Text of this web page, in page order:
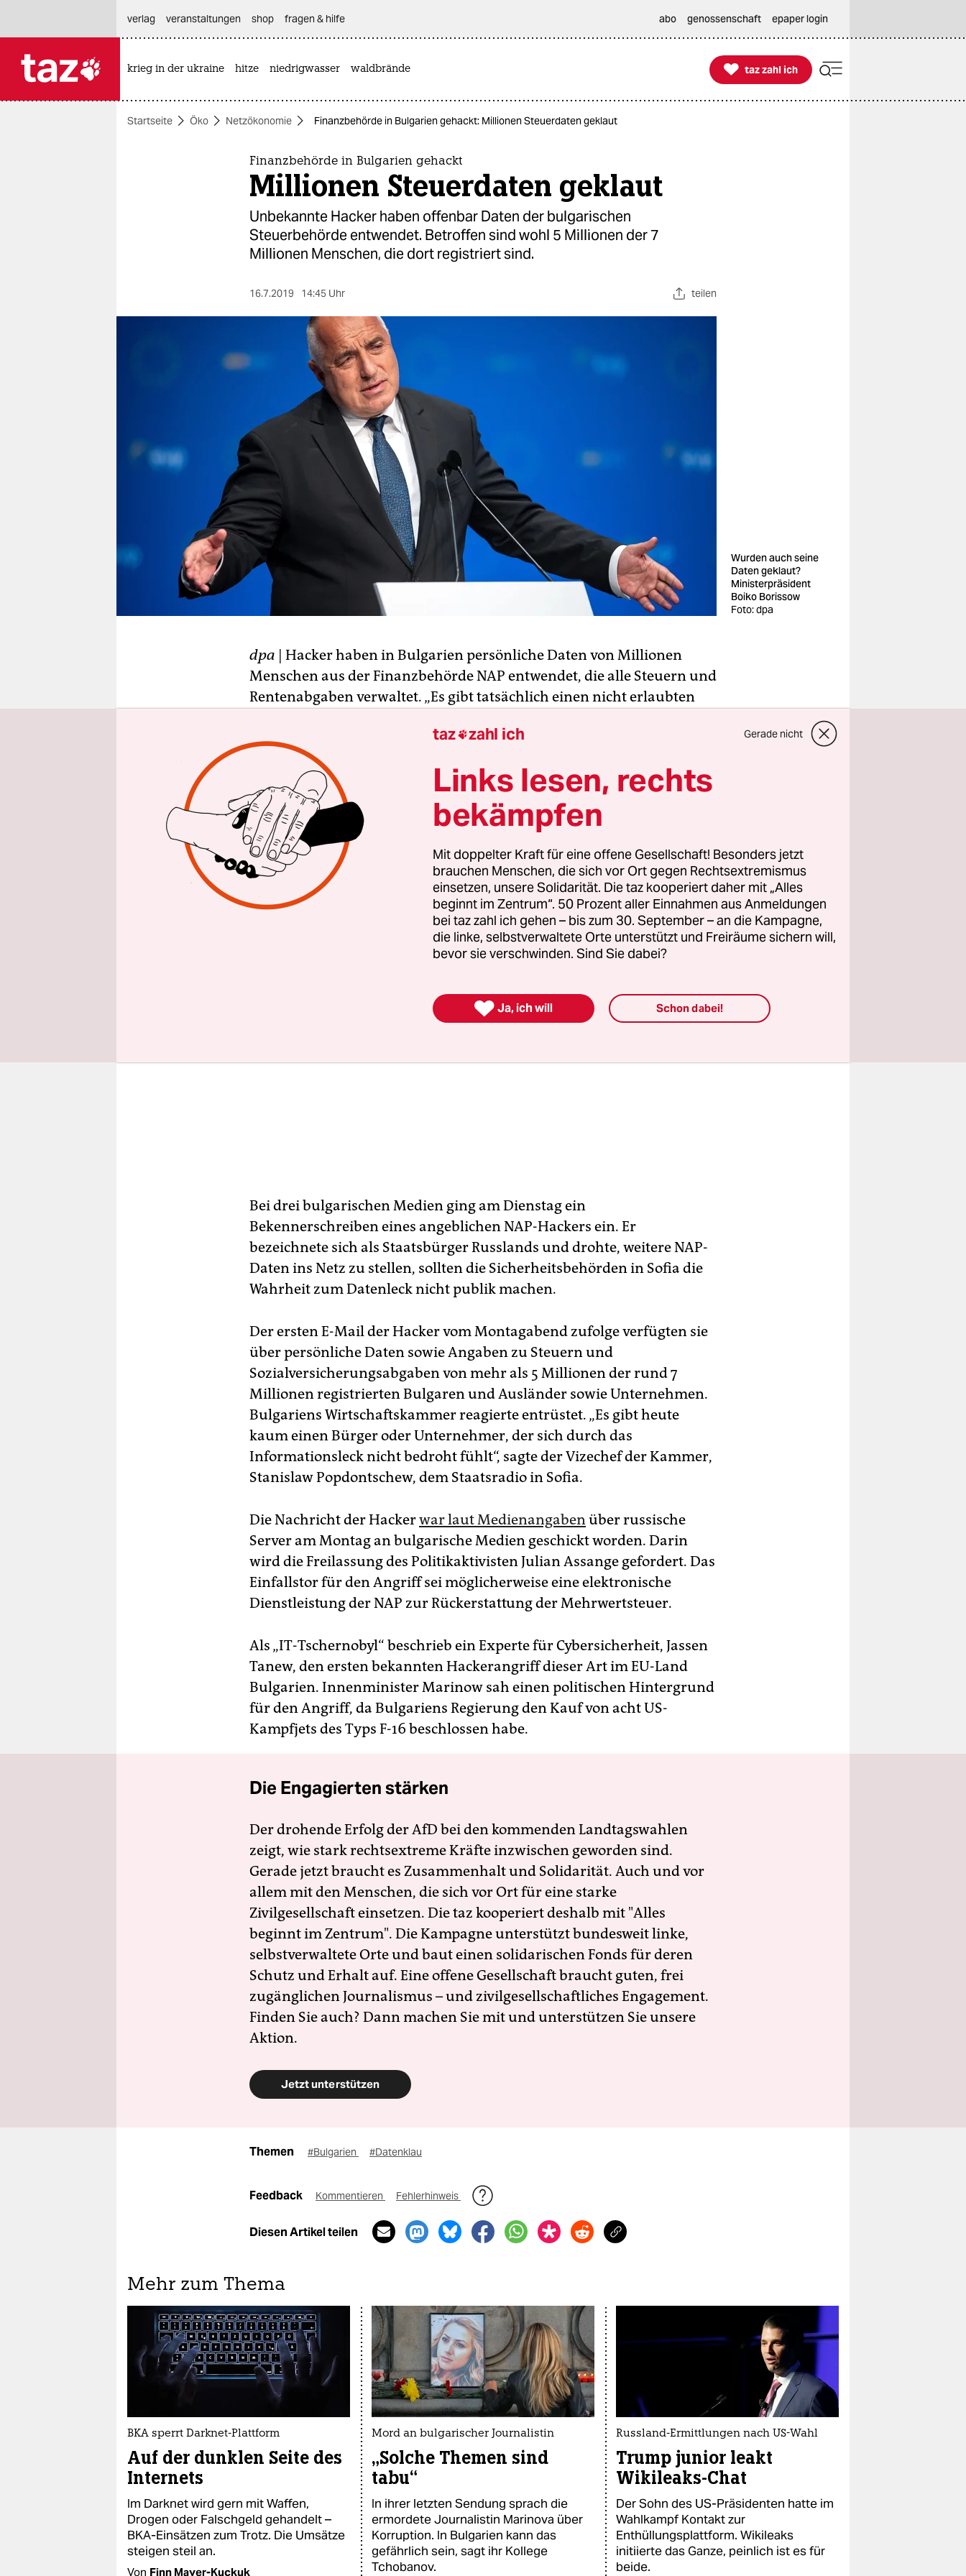
themen
verlag
fragen & hilfe
unterstützen
genossenschaft
verlag
veranstaltungen shop fragen & hilfe abo genossenschaft epaper login
krieg in der ukraine hitze niedrigwasser waldbrände 
taz zahl ich
taz zahl ich
Startseite Öko Netzökonomie Finanzbehörde in Bulgarien gehackt: Millionen Steuerdaten geklaut
Finanzbehörde in Bulgarien gehackt
Millionen Steuerdaten geklaut
Unbekannte Hacker haben offenbar Daten der bulgarischen
Steuerbehörde entwendet. Betroffen sind wohl 5 Millionen der 7
Millionen Menschen, die dort registriert sind.
16.7.2019 14:45 Uhr teilen
Wurden auch seine
Daten geklaut?
Ministerpräsident
Boiko Borissow
Foto: dpa
dpa | Hacker haben in Bulgarien persönliche Daten von Millionen
Menschen aus der Finanzbehörde NAP entwendet, die alle Steuern und
Rentenabgaben verwaltet. „Es gibt tatsächlich einen nicht erlaubten
Marinow am Dienstag
im Fernsehsender bTV und bestätigte eine
anonyme Nachricht von Hackern
Nach einer Sitzung des Sicherheitsrats bei Ministerpräsident Boiko
Borissow bestätigten auch Finanzminister Wladislaw Goranow und
zentrale Steuerbehörde NAP
dass es dabei neben persönlichen Daten auch um Steuer- und
(Renten-)Versicherungsinformation geht“, sagte Goranow. Betroffen
seien 3 Prozent der NAP-Datenbank, erläuterte er.
Bei drei bulgarischen Medien ging am Dienstag ein
Bekennerschreiben eines angeblichen NAP-Hackers ein. Er
bezeichnete sich als Staatsbürger Russlands und drohte, weitere NAP-
Daten ins Netz zu stellen, sollten die Sicherheitsbehörden in Sofia die
Wahrheit zum Datenleck nicht publik machen.
Der ersten E-Mail der Hacker vom Montagabend zufolge verfügten sie
über persönliche Daten sowie Angaben zu Steuern und
Sozialversicherungsabgaben von mehr als 5 Millionen der rund 7
Millionen registrierten Bulgaren und Ausländer sowie Unternehmen.
Bulgariens Wirtschaftskammer reagierte entrüstet. „Es gibt heute
kaum einen Bürger oder Unternehmer, der sich durch das
Informationsleck nicht bedroht fühlt“, sagte der Vizechef der Kammer,
Stanislaw Popdontschew, dem Staatsradio in Sofia.
Die Nachricht der Hackerwar laut Medienangabenüber russische
Server am Montag an bulgarische Medien geschickt worden. Darin
wird die Freilassung des Politikaktivisten Julian Assange gefordert. Das
Einfallstor für den Angriff sei möglicherweise eine elektronische
Dienstleistung der NAP zur Rückerstattung der Mehrwertsteuer.
Als „IT-Tschernobyl“ beschrieb ein Experte für Cybersicherheit, Jassen
Tanew, den ersten bekannten Hackerangriff dieser Art im EU-Land
Bulgarien. Innenminister Marinow sah einen politischen Hintergrund
für den Angriff, da Bulgariens Regierung den Kauf von acht US-
Kampfjets des Typs F-16 beschlossen habe.
Die Engagierten stärken
Der drohende Erfolg der AfD bei den kommenden Landtagswahlen
zeigt, wie stark rechtsextreme Kräfte inzwischen geworden sind.
Gerade jetzt braucht es Zusammenhalt und Solidarität. Auch und vor
allem mit den Menschen, die sich vor Ort für eine starke
Zivilgesellschaft einsetzen. Die taz kooperiert deshalb mit "Alles
beginnt im Zentrum". Die Kampagne unterstützt bundesweit linke,
selbstverwaltete Orte und baut einen solidarischen Fonds für deren
Schutz und Erhalt auf. Eine offene Gesellschaft braucht guten, frei
zugänglichen Journalismus – und zivilgesellschaftliches Engagement.
Finden Sie auch? Dann machen Sie mit und unterstützen Sie unsere
Aktion.
Jetzt unterstützen
Themen #Bulgarien #Datenklau
Feedback Kommentieren Fehlerhinweis
Diesen Artikel teilen
Mehr zum Thema
BKA sperrt Darknet-Plattform
Auf der dunklen Seite des
Internets
Im Darknet wird gern mit Waffen,
Drogen oder Falschgeld gehandelt –
BKA-Einsätzen zum Trotz. Die Umsätze
steigen steil an.
Von Finn Mayer-Kuckuk
Mord an bulgarischer Journalistin
„Solche Themen sind
tabu“
In ihrer letzten Sendung sprach die
ermordete Journalistin Marinova über
Korruption. In Bulgarien kann das
gefährlich sein, sagt ihr Kollege
Tchobanov.
Russland-Ermittlungen nach US-Wahl
Trump junior leakt
Wikileaks-Chat
Der Sohn des US-Präsidenten hatte im
Wahlkampf Kontakt zur
Enthüllungsplattform. Wikileaks
initiierte das Ganze, peinlich ist es für
beide.
taz zahl ich Gerade nicht
Links lesen, rechts
bekämpfen
Mit doppelter Kraft für eine offene Gesellschaft! Besonders jetzt
brauchen Menschen, die sich vor Ort gegen Rechtsextremismus
einsetzen, unsere Solidarität. Die taz kooperiert daher mit „Alles
beginnt im Zentrum“. 50 Prozent aller Einnahmen aus Anmeldungen
bei taz zahl ich gehen – bis zum 30. September – an die Kampagne,
die linke, selbstverwaltete Orte unterstützt und Freiräume sichern will,
bevor sie verschwinden. Sind Sie dabei?
 Ja, ich will Schon dabei!